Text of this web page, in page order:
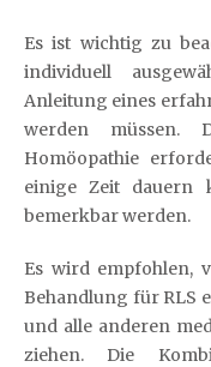
Es ist wichtig zu
individuell
Anleitung eines
werden müssen.
Homöopathie
einige Zeit dauern
bemerkbar werden.
Es wird empfohlen,
Behandlung für RLS
und alle anderen
ziehen. Die